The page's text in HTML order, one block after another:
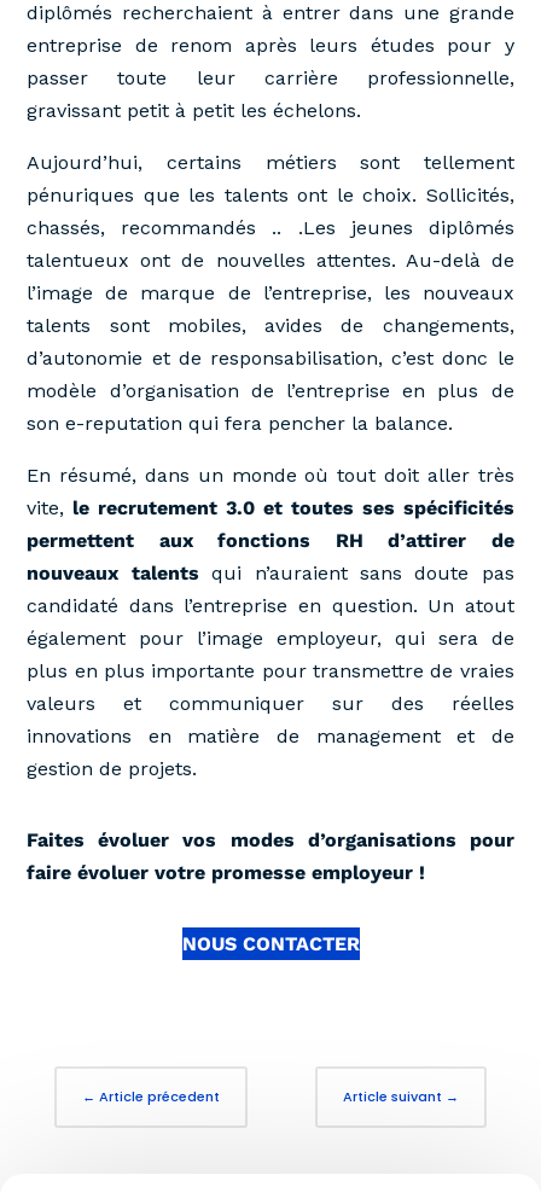
diplômés recherchaient à entrer dans une grande
entreprise de renom après leurs études pour y
passer toute leur carrière professionnelle,
gravissant petit à petit les échelons.
Aujourd’hui, certains métiers sont tellement
pénuriques que les talents ont le choix. Sollicités,
chassés, recommandés .. .Les jeunes diplômés
talentueux ont de nouvelles attentes. Au-delà de
l’image de marque de l’entreprise, les nouveaux
talents sont mobiles, avides de changements,
d’autonomie et de responsabilisation, c’est donc le
modèle d’organisation de l’entreprise en plus de
son e-reputation qui fera pencher la balance.
En résumé, dans un monde où tout doit aller très
vite, le recrutement 3.0 et toutes ses spécificités
permettent aux fonctions RH d’attirer de
nouveaux talents qui n’auraient sans doute pas
candidaté dans l’entreprise en question. Un atout
également pour l’image employeur, qui sera de
plus en plus importante pour transmettre de vraies
valeurs et communiquer sur des réelles
innovations en matière de management et de
gestion de projets.
Faites évoluer vos modes d’organisations pour
faire évoluer votre promesse employeur !
NOUS CONTACTER
← Article précedent Article suivant →